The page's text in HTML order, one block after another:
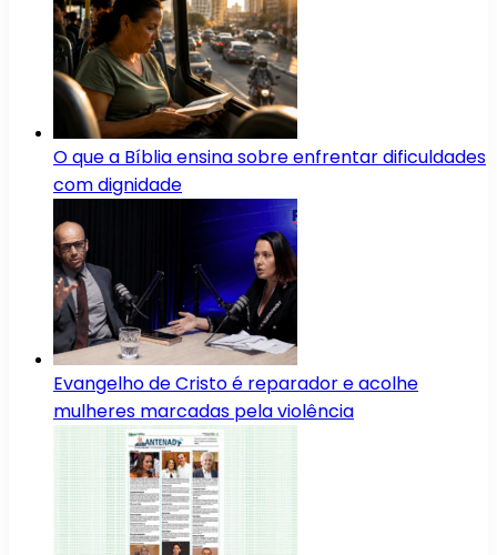
O que a Bíblia ensina sobre enfrentar dificuldades
com dignidade
Evangelho de Cristo é reparador e acolhe
mulheres marcadas pela violência